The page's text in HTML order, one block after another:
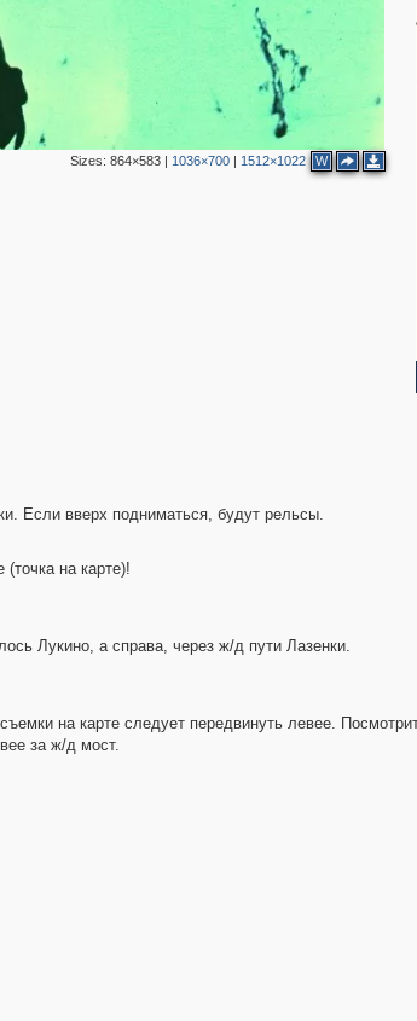
Sizes: 864×583| 1036×700| 1512×1022 W
Если вверх подниматься, будут рельсы.
на карте)!
Лукино, а справа, через ж/д пути Лазенки.
на карте следует передвинуть левее.
за ж/д мост.